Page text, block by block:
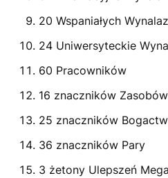
20 Wspaniałych
24 Uniwersyteckie
60 Pracowników
16 znaczników Zasobów
25 znaczników
36 znaczników Pary
3 żetony Ulepszeń